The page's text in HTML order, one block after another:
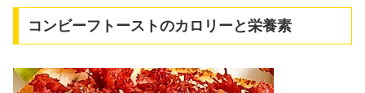
コンビーフトーストのカロリーと栄養素